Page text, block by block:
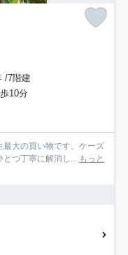
/7階建
10分
大の買い物です。ケーズ
つ丁寧に解消し... もっと